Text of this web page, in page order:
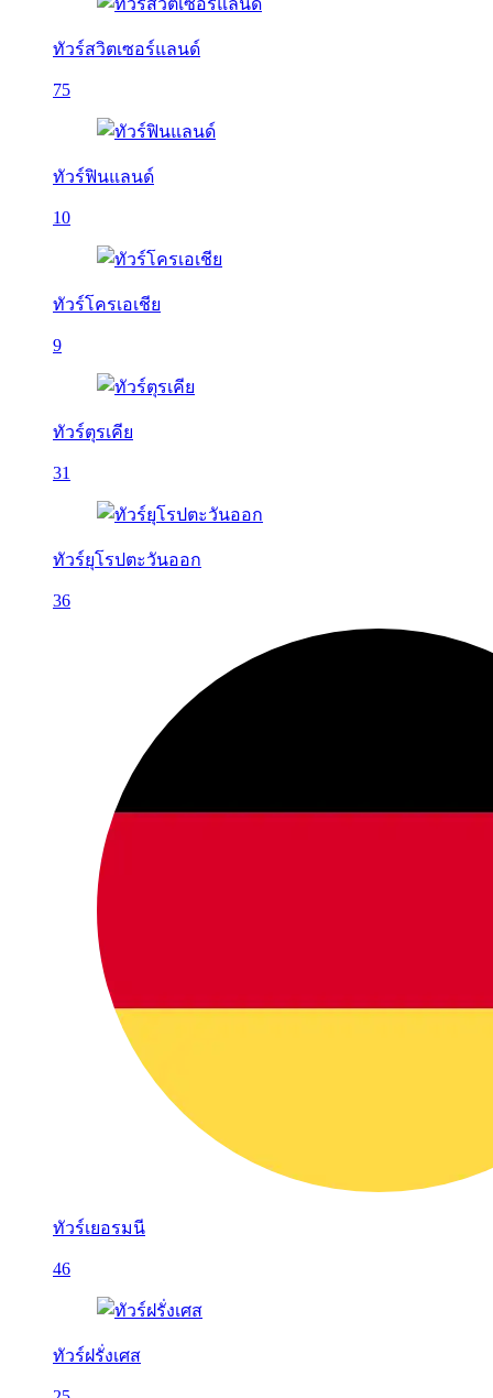
ทัวร์สวิตเซอร์แลนด์
75
ทัวร์ฟินแลนด์
10
ทัวร์โครเอเชีย
9
ทัวร์ตุรเคีย
31
ทัวร์ยุโรปตะวันออก
36
ทัวร์เยอรมนี
46
ทัวร์ฝรั่งเศส